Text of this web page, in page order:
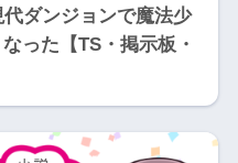
代ダンジョンで魔法少
った【TS・掲示板・